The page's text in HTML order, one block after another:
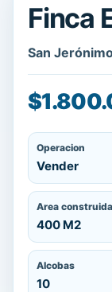
Finca
San
Operacion
Vender
Area construida
400 M2
Alcobas
10